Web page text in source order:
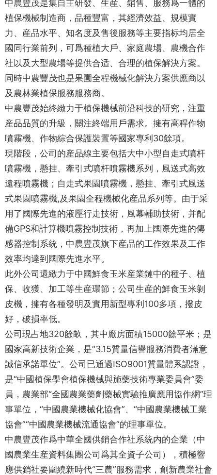
中農豐茂是集自主研發、生産、銷售、服務爲一體的
植保機械制造商，品種豐富，其經濟效益、規模實
力、産品水平、知名度及售後服務等主要指标均居全
國同行業前列，可爲種植大戶、家庭農場、農機合作
社以及大型農場等提供合适、合理的植保解決方案。
同時中農豐茂也是果園全程機械化解決方案供應商以
及農林業植保服務服務商。
中農豐茂始終緻力于植保機械前沿科技的研究，注重
産品品質的升級，關注終端用戶需求。擁有高稈作物
噴霧機、作物綜合保護裝置等國家專利30餘項。
現階段，公司的産品線主要包括大中小型自走式噴杆
噴霧機，懸挂、牽引式噴杆噴霧機系列，風送式高效
遠程噴霧機；自走式果園噴霧機，懸挂、牽引式風送
式果園噴霧機,及果園全程機械化産品系列等。由于采
用了國際先進的液壓行走技術，風幕輔助技術，并配
備GPS和計算機噴霧控制技術，再加上國際先進的傳
感器控制系統，中農豐茂旗下産品的工作效果及工作
效率均達到國際先進水平。
此外公司還緻力于中國鮮食玉米産業鏈中的種子、植
保、收獲、加工等生産環節；公司生産的鮮食玉米剝
皮機，擁有各種發明及實用新型專利100多項，撥皮
好，破損率低。
公司現占地320餘畝，其中廠房面積15000餘平米；是
國家高新技術企業，是“3.15質量信譽服務消費者滿意
誠信承諾單位”。公司已通過ISO9001質量體系認證，
是“中國植保學會植保機械與施藥技術專業委員會”委
員，農業部“全國農業藥劑藥械實驗推廣應用協作網”理
事單位，“中國農業機械化協會”、“中國農業機械工業
協會”“中國農業機械流通協會”的理事單位。
中農豐茂作爲中華全國供銷合作社系統内的企業（中
國農業生産資料集團公司爲其全資子公司），積極響
應供銷社要圍繞新時代“三農”服務需求，創新農業社會